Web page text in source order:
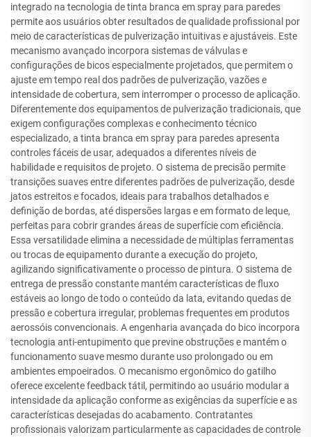
integrado na tecnologia de tinta branca em spray para paredes
permite aos usuários obter resultados de qualidade profissional por
meio de características de pulverização intuitivas e ajustáveis. Este
mecanismo avançado incorpora sistemas de válvulas e
configurações de bicos especialmente projetados, que permitem o
ajuste em tempo real dos padrões de pulverização, vazões e
intensidade de cobertura, sem interromper o processo de aplicação.
Diferentemente dos equipamentos de pulverização tradicionais, que
exigem configurações complexas e conhecimento técnico
especializado, a tinta branca em spray para paredes apresenta
controles fáceis de usar, adequados a diferentes níveis de
habilidade e requisitos de projeto. O sistema de precisão permite
transições suaves entre diferentes padrões de pulverização, desde
jatos estreitos e focados, ideais para trabalhos detalhados e
definição de bordas, até dispersões largas e em formato de leque,
perfeitas para cobrir grandes áreas de superfície com eficiência.
Essa versatilidade elimina a necessidade de múltiplas ferramentas
ou trocas de equipamento durante a execução do projeto,
agilizando significativamente o processo de pintura. O sistema de
entrega de pressão constante mantém características de fluxo
estáveis ao longo de todo o conteúdo da lata, evitando quedas de
pressão e cobertura irregular, problemas frequentes em produtos
aerossóis convencionais. A engenharia avançada do bico incorpora
tecnologia anti-entupimento que previne obstruções e mantém o
funcionamento suave mesmo durante uso prolongado ou em
ambientes empoeirados. O mecanismo ergonômico do gatilho
oferece excelente feedback tátil, permitindo ao usuário modular a
intensidade da aplicação conforme as exigências da superfície e as
características desejadas do acabamento. Contratantes
profissionais valorizam particularmente as capacidades de controle